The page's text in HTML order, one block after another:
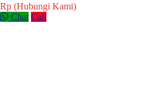
Rp (Hubungi Kami)
Chat Call